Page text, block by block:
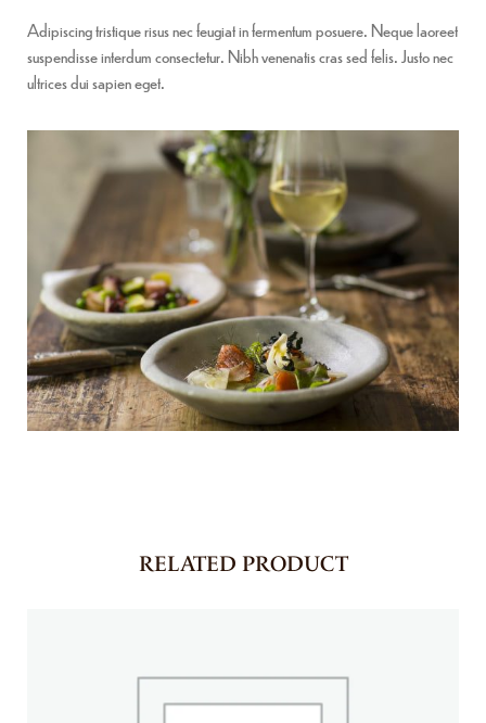
Adipiscing tristique risus nec feugiat in fermentum posuere. Neque laoreet
suspendisse interdum consectetur. Nibh venenatis cras sed felis. Justo nec
ultrices dui sapien eget.
RELATED PRODUCT